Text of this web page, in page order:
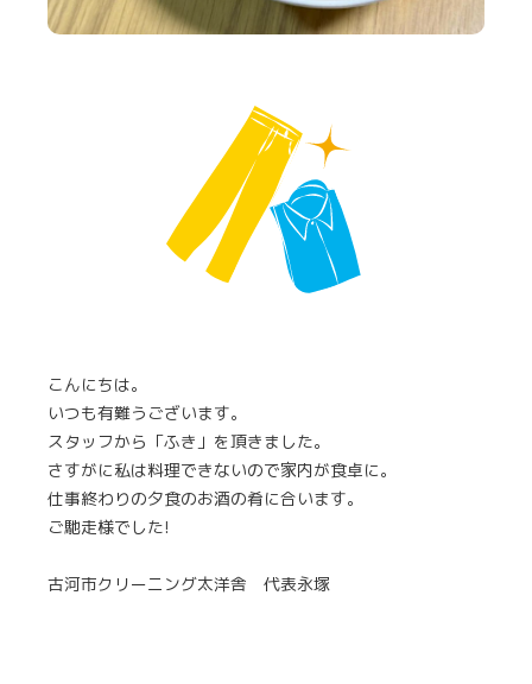
こんにちは。
いつも有難うございます。
スタッフから「ふき」を頂きました。
さすがに私は料理できないので家内が食卓に。
仕事終わりの夕食のお酒の肴に合います。
ご馳走様でした!
古河市クリーニング太洋舎 代表永塚